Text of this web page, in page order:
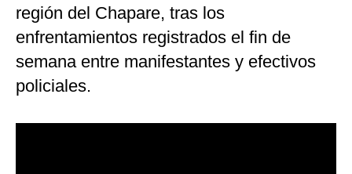
región del Chapare, tras los
enfrentamientos registrados el fin de
semana entre manifestantes y efectivos
policiales.